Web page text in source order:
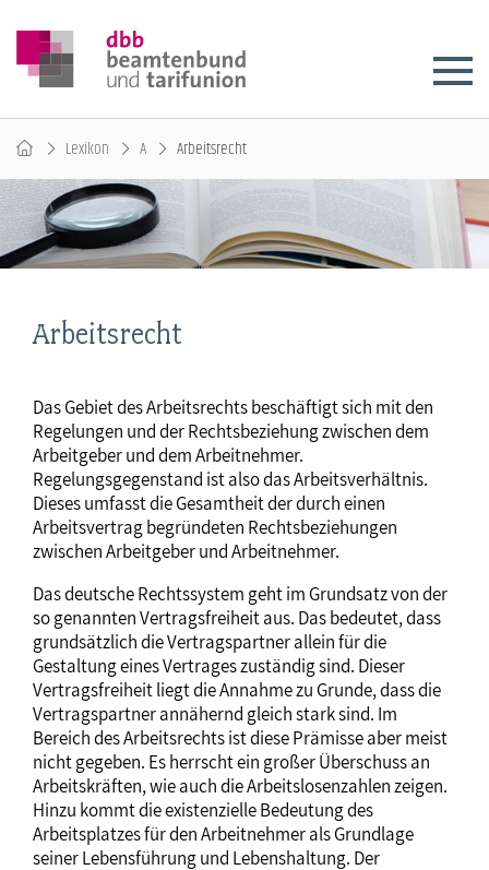
Lexikon A Arbeitsrecht
Arbeitsrecht
Das Gebiet des Arbeitsrechts beschäftigt sich mit den
Regelungen und der Rechtsbeziehung zwischen dem
Arbeitgeber und dem Arbeitnehmer.
Regelungsgegenstand ist also das Arbeitsverhältnis.
Dieses umfasst die Gesamtheit der durch einen
Arbeitsvertrag begründeten Rechtsbeziehungen
zwischen Arbeitgeber und Arbeitnehmer.
Das deutsche Rechtssystem geht im Grundsatz von der
so genannten Vertragsfreiheit aus. Das bedeutet, dass
grundsätzlich die Vertragspartner allein für die
Gestaltung eines Vertrages zuständig sind. Dieser
Vertragsfreiheit liegt die Annahme zu Grunde, dass die
Vertragspartner annähernd gleich stark sind. Im
Bereich des Arbeitsrechts ist diese Prämisse aber meist
nicht gegeben. Es herrscht ein großer Überschuss an
Arbeitskräften, wie auch die Arbeitslosenzahlen zeigen.
Hinzu kommt die existenzielle Bedeutung des
Arbeitsplatzes für den Arbeitnehmer als Grundlage
seiner Lebensführung und Lebenshaltung. Der